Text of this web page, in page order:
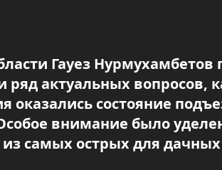
Гауез
ряд актуальных
оказались состояние
внимание было
из самых острых для